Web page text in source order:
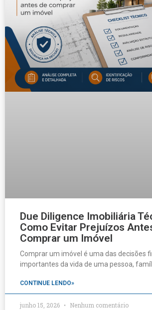
Due Diligence Imobiliária
Como Evitar Prejuízos
Comprar um Imóvel
Comprar um imóvel é uma das decisões
importantes da vida de uma pessoa,
CONTINUE LENDO»
junho 15, 2026 Nenhum comentário